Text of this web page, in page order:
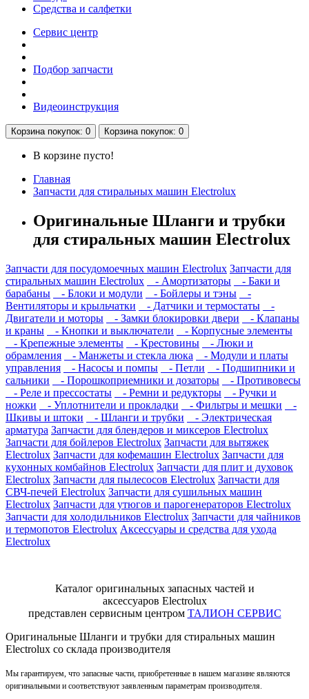
Средства и салфетки
Сервис центр
Подбор запчасти
Видеоинструкция
Корзинапокупок: 0 Корзинапокупок: 0
В корзине пусто!
Главная
Запчасти для стиральных машин Electrolux
Оригинальные Шланги и трубки
для стиральных машин Electrolux
Запчасти для посудомоечных машин Electrolux Запчасти для
стиральных машин Electrolux
- Амортизаторы
- Баки и
барабаны
- Блоки и модули - Бойлеры и тэны
-
Вентиляторы и крыльчатки
- Датчики и термостаты
-
Двигатели и моторы
- Замки блокировки двери
- Клапаны
и краны
- Кнопки и выключатели
- Корпусные элементы
- Крепежные элементы
- Крестовины
- Люки и
обрамления
- Манжеты и стекла люка
- Модули и платы
управления
- Насосы и помпы - Петли
- Подшипники и
сальники
- Порошкоприемники и дозаторы
- Противовесы
- Реле и прессостаты
- Ремни и редукторы
- Ручки и
ножки
- Уплотнители и прокладки - Фильтры и мешки
-
Шкивы и штоки
- Шланги и трубки
- Электрическая
арматура Запчасти для блендеров и миксеров Electrolux
Запчасти для бойлеров Electrolux Запчасти для вытяжек
Electrolux Запчасти для кофемашин Electrolux Запчасти для
кухонных комбайнов Electrolux Запчасти для плит и духовок
Electrolux Запчасти для пылесосов Electrolux Запчасти для
СВЧ-печей Electrolux Запчасти для сушильных машин
Electrolux Запчасти для утюгов и парогенераторов Electrolux
Запчасти для холодильников Electrolux Запчасти для чайников
и термопотов Electrolux Аксессуары и средства для ухода
Electrolux
Каталог оригинальных запасных частей и
аксессуаров Electrolux
представлен сервисным центром ТАЛИОН СЕРВИС
Оригинальные Шланги и трубки для стиральных машин
Electrolux со склада производителя
Мы гарантируем, что запасные части, приобретенные в нашем магазине являются
оригинальными и соответствуют заявленным параметрам производителя.